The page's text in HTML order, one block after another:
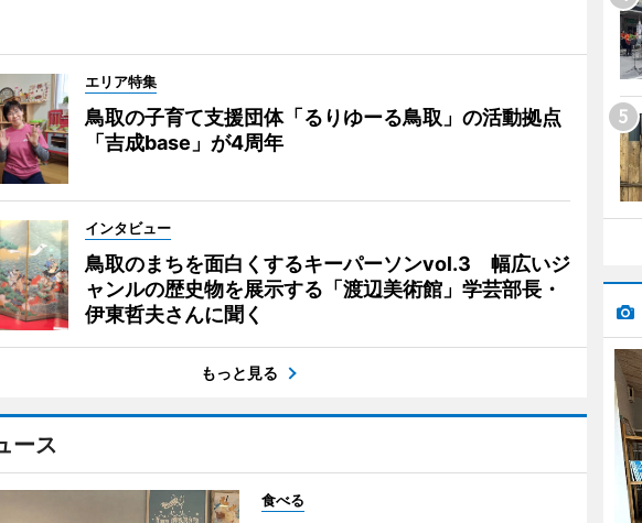
エリア特集
鳥取の子育て支援団体「るりゆーる鳥取」の活動拠点
「吉成base」が4周年
インタビュー
鳥取のまちを面白くするキーパーソンvol.3 幅広いジ
ャンルの歴史物を展示する「渡辺美術館」学芸部長・
伊東哲夫さんに聞く
もっと見る
ース
食べる